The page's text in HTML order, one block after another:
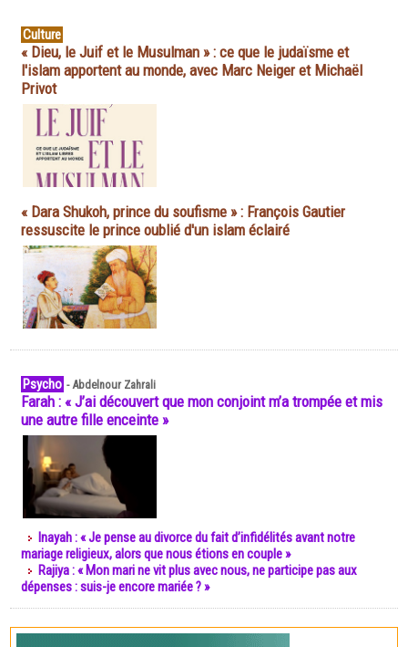
Culture
« Dieu, le Juif et le Musulman » : ce que le judaïsme et
l'islam apportent au monde, avec Marc Neiger et Michaël
Privot
« Dara Shukoh, prince du soufisme » : François Gautier
ressuscite le prince oublié d'un islam éclairé
Psycho -Abdelnour Zahrali
Farah : « J’ai découvert que mon conjoint m’a trompée et mis
une autre fille enceinte »
Inayah : « Je pense au divorce du fait d’infidélités avant notre
mariage religieux, alors que nous étions en couple »
Rajiya : « Mon mari ne vit plus avec nous, ne participe pas aux
dépenses : suis-je encore mariée ? »